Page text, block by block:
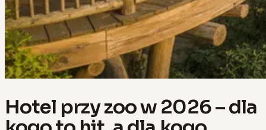
Hotel przy zoo w 2026 – dla